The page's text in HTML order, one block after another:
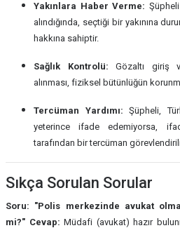
Yakınlara Haber Verme:
alındığında, seçtiği bir yakınına
hakkına sahiptir.
Sağlık Kontrolü: Gözaltı giriş
alınması, fiziksel bütünlüğün
Tercüman Yardımı: Şüpheli,
yeterince ifade edemiyorsa,
tarafından bir tercüman
Sıkça Sorulan Sorular
Soru: "Polis merkezinde avukat
mi?" Cevap: Müdafi (avukat) hazır